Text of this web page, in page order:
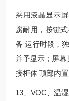
采用液晶显示
腐耐用，按键
备 运行时段，
并予显示；屏幕
接柜体 顶部内
13、VOC、温